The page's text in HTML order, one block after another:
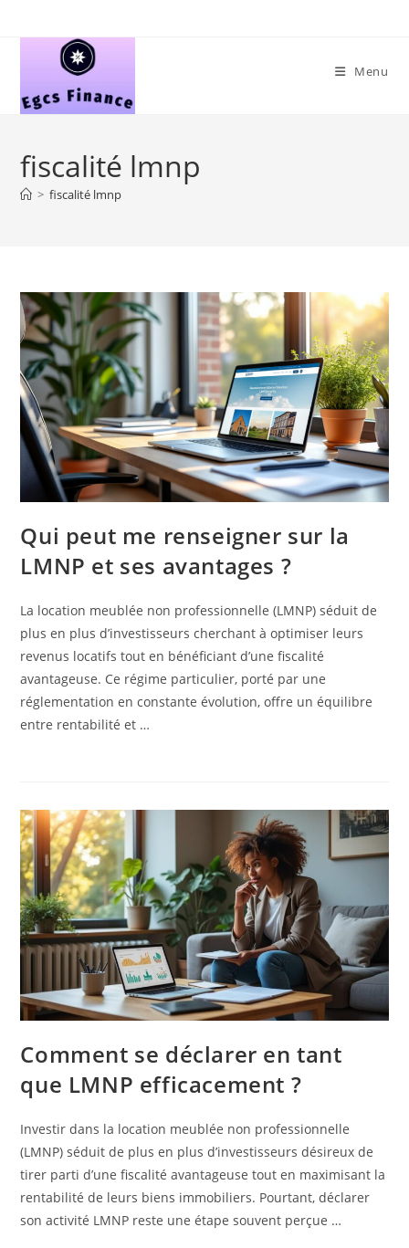
Menu
fiscalité lmnp
> fiscalité lmnp
Qui peut me renseigner sur la
LMNP et ses avantages ?
La location meublée non professionnelle (LMNP) séduit de
plus en plus d’investisseurs cherchant à optimiser leurs
revenus locatifs tout en bénéficiant d’une fiscalité
avantageuse. Ce régime particulier, porté par une
réglementation en constante évolution, offre un équilibre
entre rentabilité et …
Comment se déclarer en tant
que LMNP efficacement ?
Investir dans la location meublée non professionnelle
(LMNP) séduit de plus en plus d’investisseurs désireux de
tirer parti d’une fiscalité avantageuse tout en maximisant la
rentabilité de leurs biens immobiliers. Pourtant, déclarer
son activité LMNP reste une étape souvent perçue …